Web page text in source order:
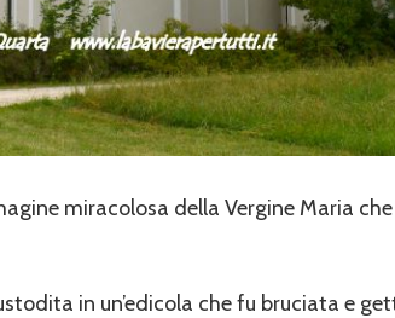
miracolosa della Vergine Maria
in un’edicola che fu bruciata e